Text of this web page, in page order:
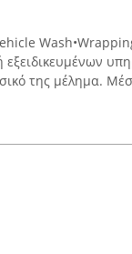
εξειδικευμένων
της μέλημα.